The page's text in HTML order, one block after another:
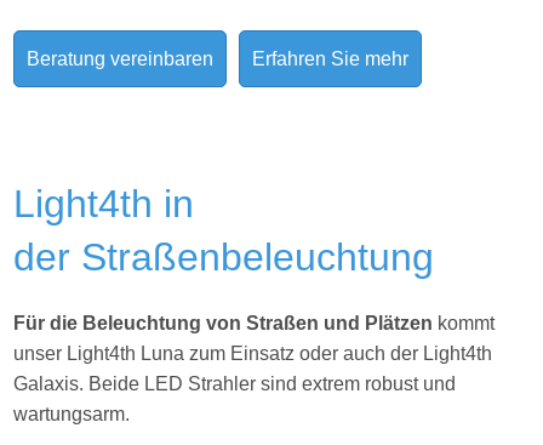
Beratung vereinbaren Erfahren Sie mehr
Light4th in
der Straßenbeleuchtung
Für die Beleuchtung von Straßen und Plätzen kommt
unser Light4th Luna zum Einsatz oder auch der Light4th
Galaxis. Beide LED Strahler sind extrem robust und
wartungsarm.